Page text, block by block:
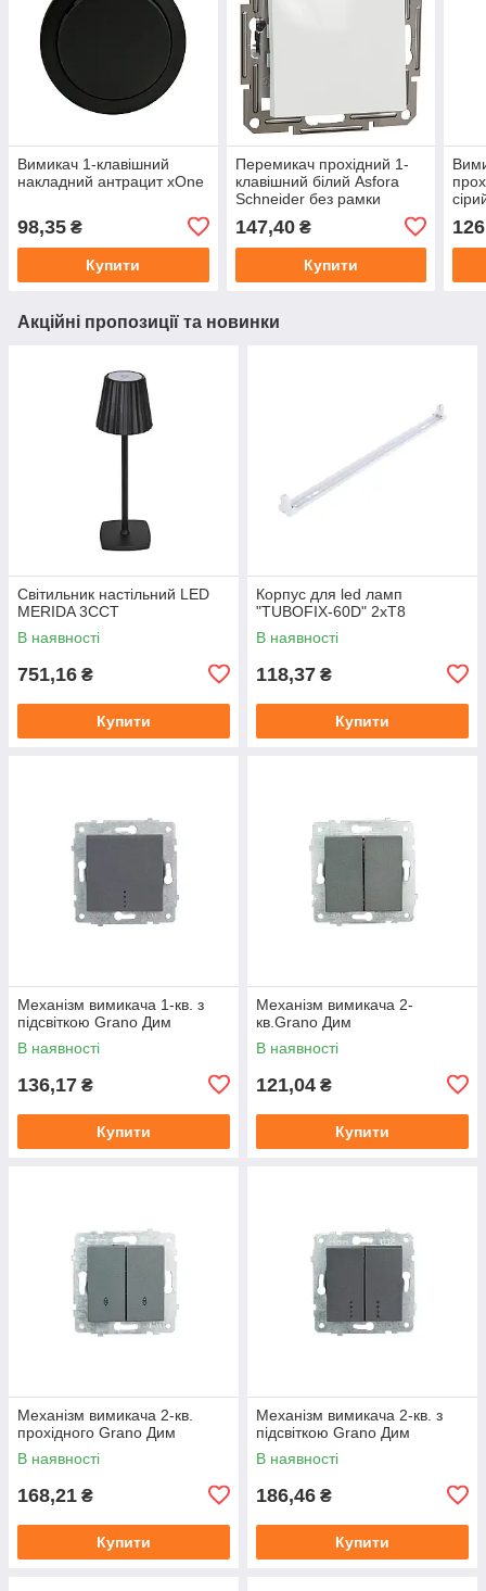
Вимикач 1-клавішний
накладний антрацит xOne
98,35 ₴
Купити
Перемикач прохідний 1-
клавішний білий Asfora
Schneider без рамки
147,40₴
Купити
Акційні пропозиції та новинки
Світильник настільний LED
MERIDA 3CCT
В наявності
751,16 ₴
Купити
Корпус для led ламп
"TUBOFIX-60D" 2xT8
В наявності
118,37 ₴
Купити
Механізм вимикача 1-кв. з
підсвіткою Grano Дим
В наявності
136,17 ₴
Купити
Механізм вимикача 2-
кв.Grano Дим
В наявності
121,04 ₴
Купити
Механізм вимикача 2-кв.
прохідного Grano Дим
В наявності
168,21 ₴
Купити
Механізм вимикача 2-кв. з
підсвіткою Grano Дим
В наявності
186,46 ₴
Купити